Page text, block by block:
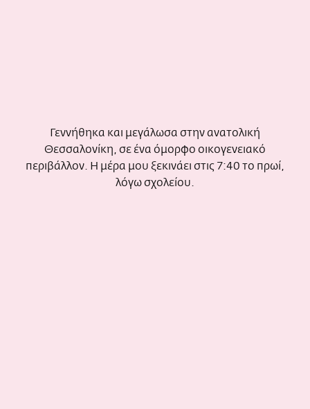
Γεννήθηκα και μεγάλωσα στην ανατολική
Θεσσαλονίκη, σε ένα όμορφο οικογενειακό
περιβάλλον. Η μέρα μου ξεκινάει στις 7:40 το πρωί,
λόγω σχολείου.